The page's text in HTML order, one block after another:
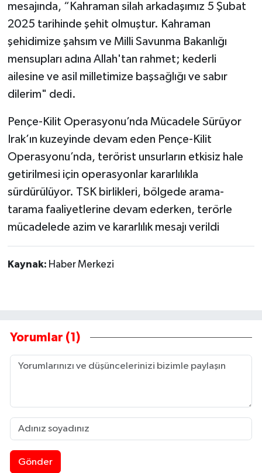
mesajında, “Kahraman silah arkadaşımız 5 Şubat
2025 tarihinde şehit olmuştur. Kahraman
şehidimize şahsım ve Milli Savunma Bakanlığı
mensupları adına Allah'tan rahmet; kederli
ailesine ve asil milletimize başsağlığı ve sabır
dilerim" dedi.
Pençe-Kilit Operasyonu’nda Mücadele Sürüyor
Irak’ın kuzeyinde devam eden Pençe-Kilit
Operasyonu’nda, terörist unsurların etkisiz hale
getirilmesi için operasyonlar kararlılıkla
sürdürülüyor. TSK birlikleri, bölgede arama-
tarama faaliyetlerine devam ederken, terörle
mücadelede azim ve kararlılık mesajı verildi
Kaynak: Haber Merkezi
Yorumlar (1)
Gönder